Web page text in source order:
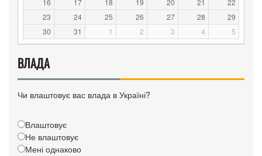
16
17 18 19 20 21
22
23
24 25 26 27 28
29
30
31 1 2 3 4 5
ВЛАДА
Чи влаштовує вас влада в Україні?
Влаштовує
Не влаштовує
Мені однаково